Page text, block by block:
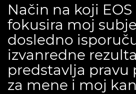
Način na koji EOS
fokusira moj
dosledno
izvanredne
predstavlja pravu
za mene i moj